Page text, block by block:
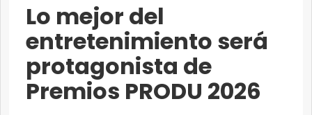
Lo mejor del
entretenimiento será
protagonista de
Premios PRODU 2026